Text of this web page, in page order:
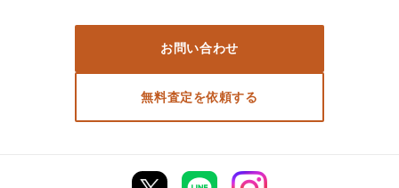
お問い合わせ
無料査定を依頼する